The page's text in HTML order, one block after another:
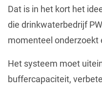
Dat is in het kort het
die drinkwaterbedrijf
momenteel onderzoekt
Het systeem moet
buffercapaciteit,